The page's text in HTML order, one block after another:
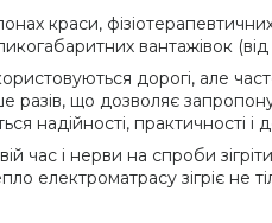
краси,
вантажівок (від
дорогі, але
разів, що дозволяє
надійності, практичності і
час і нерви на спроби
електроматрасу зігріє не